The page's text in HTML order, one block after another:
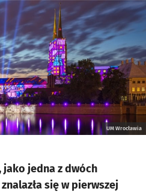
UM Wrocławia
jedna z dwóch
się w pierwszej